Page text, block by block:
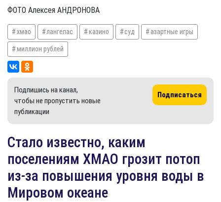
ФОТО Алексея АНДРОНОВА
хмао лангепас казино суд азартные игры
миллион рублей
Подпишись на канал,
чтобы не пропустить новые
публикации
Подписаться
Стало известно, каким
поселениям ХМАО грозит потоп
из-за повышения уровня воды в
Мировом океане